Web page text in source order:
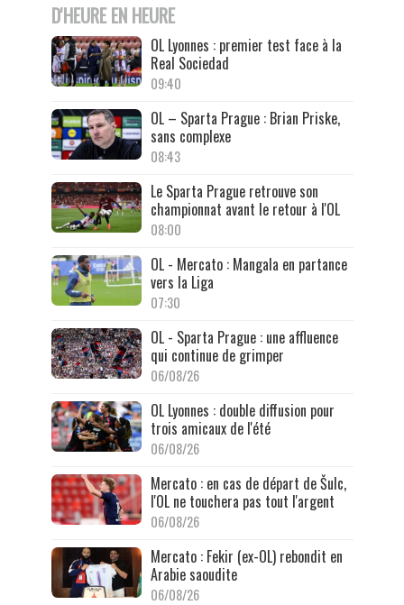
D'HEURE EN HEURE
OL Lyonnes : premier test face à la
Real Sociedad
09:40
OL – Sparta Prague : Brian Priske,
sans complexe
08:43
Le Sparta Prague retrouve son
championnat avant le retour à l'OL
08:00
OL - Mercato : Mangala en partance
vers la Liga
07:30
OL - Sparta Prague : une affluence
qui continue de grimper
06/08/26
OL Lyonnes : double diffusion pour
trois amicaux de l'été
06/08/26
Mercato : en cas de départ de Šulc,
l'OL ne touchera pas tout l'argent
06/08/26
Mercato : Fekir (ex-OL) rebondit en
Arabie saoudite
06/08/26